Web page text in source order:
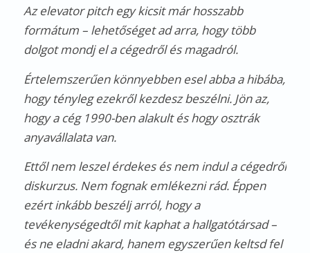
Az elevator pitch egy kicsit már hosszabb
formátum – lehetőséget ad arra, hogy több
dolgot mondj el a cégedről és magadról.
Értelemszerűen könnyebben esel abba a hibába,
hogy tényleg ezekről kezdesz beszélni. Jön az,
hogy a cég 1990-ben alakult és hogy osztrák
anyavállalata van.
Ettől nem leszel érdekes és nem indul a cégedről
diskurzus. Nem fognak emlékezni rád. Éppen
ezért inkább beszélj arról, hogy a
tevékenységedtől mit kaphat a hallgatótársad –
és ne eladni akard, hanem egyszerűen keltsd fel